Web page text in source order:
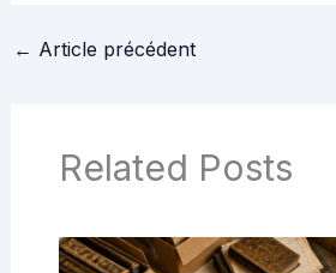
← Article précédent
Related Posts